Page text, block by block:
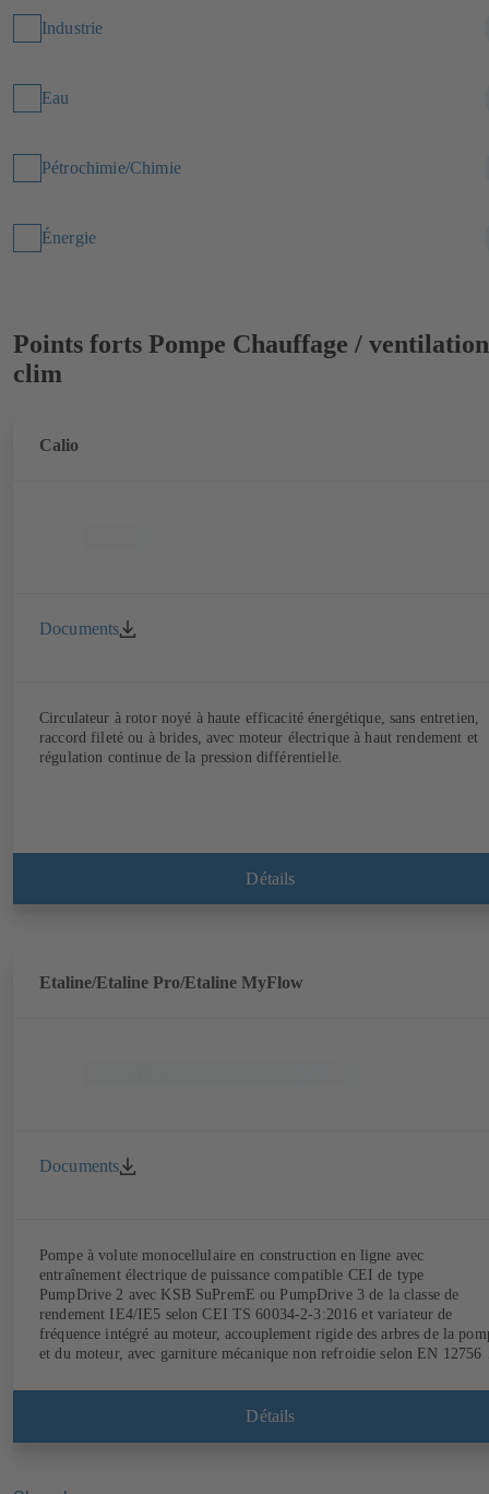
Industrie
Eau
Pétrochimie/Chimie
Énergie
Points forts Pompe Chauffage /
clim
Calio
Documents
Circulateur à rotor noyé à haute efficacité énergétique, sans entretien,
raccord fileté ou à brides, avec moteur électrique à haut rendement et
régulation continue de la pression différentielle.
Détails
Etaline/Etaline Pro/Etaline MyFlow
Documents
Pompe à volute monocellulaire en construction en ligne avec
entraînement électrique de puissance compatible CEI de type
PumpDrive 2 avec KSB SuPremE ou PumpDrive 3 de la classe de
rendement IE4/IE5 selon CEI TS 60034-2-3:2016 et variateur de
fréquence intégré au moteur, accouplement rigide des arbres de la
et du moteur, avec garniture mécanique non refroidie selon EN 12756
Points de fixation selon la norme CEI 60072, dimensions extérieures
suivant DIN V 42673 (07-2011). Version ATEX disponible. Bien en
Détails